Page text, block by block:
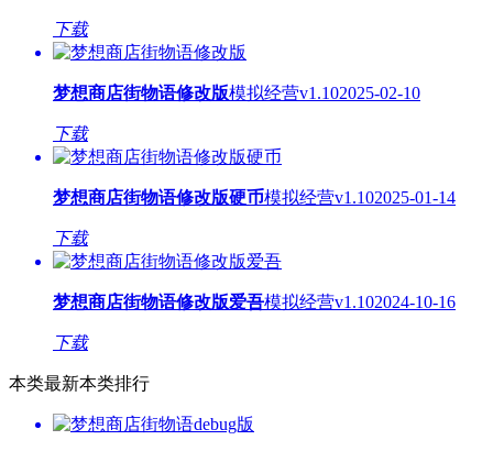
下载
梦想商店街物语修改版模拟经营v1.102025-02-10
下载
梦想商店街物语修改版硬币模拟经营v1.102025-01-14
下载
梦想商店街物语修改版爱吾模拟经营v1.102024-10-16
下载
本类最新本类排行